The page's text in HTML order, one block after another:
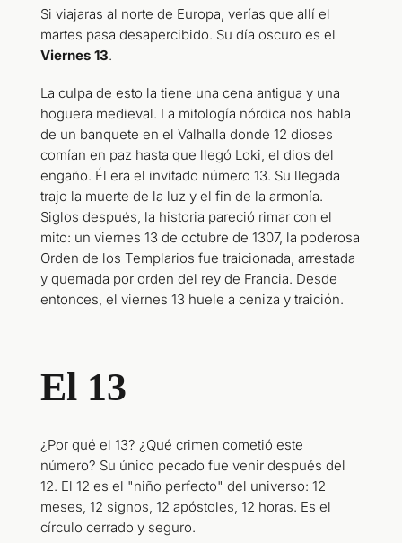
Si viajaras al norte de Europa, verías que allí el
martes pasa desapercibido. Su día oscuro es el
Viernes 13.
La culpa de esto la tiene una cena antigua y una
hoguera medieval. La mitología nórdica nos habla
de un banquete en el Valhalla donde 12 dioses
comían en paz hasta que llegó Loki, el dios del
engaño. Él era el invitado número 13. Su llegada
trajo la muerte de la luz y el fin de la armonía.
Siglos después, la historia pareció rimar con el
mito: un viernes 13 de octubre de 1307, la poderosa
Orden de los Templarios fue traicionada, arrestada
y quemada por orden del rey de Francia. Desde
entonces, el viernes 13 huele a ceniza y traición.
El 13
¿Por qué el 13? ¿Qué crimen cometió este
número? Su único pecado fue venir después del
12. El 12 es el "niño perfecto" del universo: 12
meses, 12 signos, 12 apóstoles, 12 horas. Es el
círculo cerrado y seguro.